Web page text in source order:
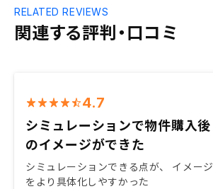
関連する評判・口コミ
RELATED REVIEWS
4.7
シミュレーションで物件購入後
のイメージができた
シミュレーションできる点が、 イメージ
をより具体化しやすかった